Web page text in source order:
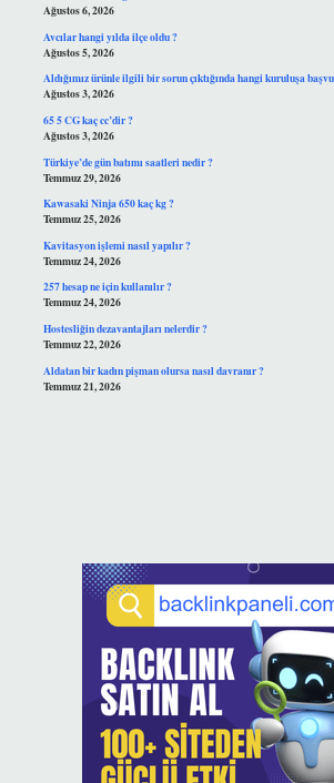
Ağustos 6, 2026
Avcılar hangi yılda ilçe oldu ?
Ağustos 5, 2026
Aldığımız ürünle ilgili bir sorun çıktığında hangi kuruluşa
Ağustos 3, 2026
65 5 CG kaç cc’dir ?
Ağustos 3, 2026
Türkiye’de gün batımı saatleri nedir ?
Temmuz 29, 2026
Kawasaki Ninja 650 kaç kg ?
Temmuz 25, 2026
Kavitasyon işlemi nasıl yapılır ?
Temmuz 24, 2026
257 hesap ne için kullanılır ?
Temmuz 24, 2026
Hostesliğin dezavantajları nelerdir ?
Temmuz 22, 2026
Aldatan bir kadın pişman olursa nasıl davranır ?
Temmuz 21, 2026